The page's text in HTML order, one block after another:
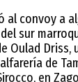
al convoy a
sur
Oulad Driss,
de
en